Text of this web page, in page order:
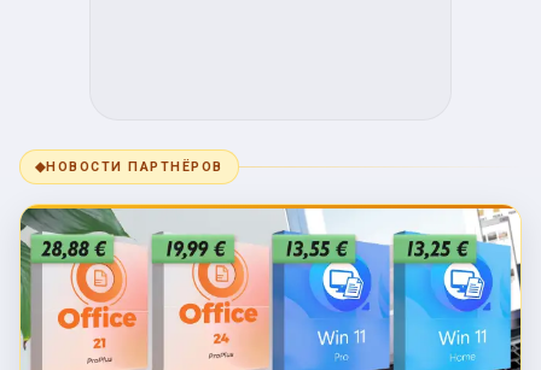
◆НОВОСТИ ПАРТНЁРОВ